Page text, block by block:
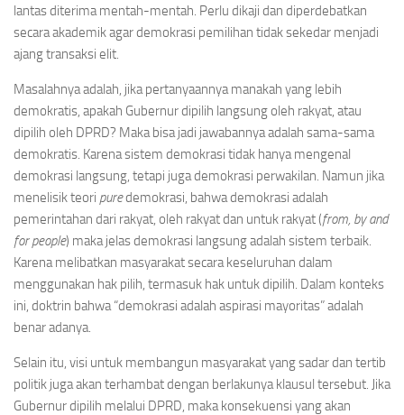
lantas diterima mentah-mentah. Perlu dikaji dan diperdebatkan
secara akademik agar demokrasi pemilihan tidak sekedar menjadi
ajang transaksi elit.
Masalahnya adalah, jika pertanyaannya manakah yang lebih
demokratis, apakah Gubernur dipilih langsung oleh rakyat, atau
dipilih oleh DPRD? Maka bisa jadi jawabannya adalah sama-sama
demokratis. Karena sistem demokrasi tidak hanya mengenal
demokrasi langsung, tetapi juga demokrasi perwakilan. Namun jika
menelisik teori puredemokrasi, bahwa demokrasi adalah
pemerintahan dari rakyat, oleh rakyat dan untuk rakyat (from, by and
for people) maka jelas demokrasi langsung adalah sistem terbaik.
Karena melibatkan masyarakat secara keseluruhan dalam
menggunakan hak pilih, termasuk hak untuk dipilih. Dalam konteks
ini, doktrin bahwa “demokrasi adalah aspirasi mayoritas” adalah
benar adanya.
Selain itu, visi untuk membangun masyarakat yang sadar dan tertib
politik juga akan terhambat dengan berlakunya klausul tersebut. Jika
Gubernur dipilih melalui DPRD, maka konsekuensi yang akan